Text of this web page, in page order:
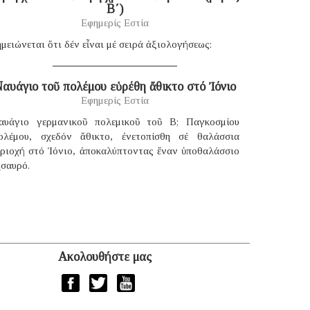
B΄)
Εφημερίς Εστία
ὅτι δέν εἶναι μέ σειρά ἀξιολογήσεως:
τοῦ πολέμου εὑρέθη ἄθικτο στό Ἰόνιο
Εφημερίς Εστία
γερμανικοῦ πολεμικοῦ τοῦ B; Παγκοσμίου
σχεδόν ἄθικτο, ἐνετοπίσθη σέ θαλάσσια
στό Ἰόνιο, ἀποκαλύπτοντας ἕναν ὑποθαλάσσιο
Ακολουθήστε μας